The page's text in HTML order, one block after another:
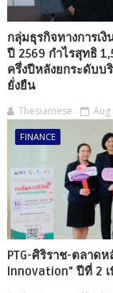
กลุ่มธุรกิจทางการเ
ปี 2569 กำไรสุทธิ
ครึ่งปีหลังยกระดับบ
ยั่งยืน
Thesiamese Aug
FINANCE
PTG-ศิริราช-ตลาด
Innovation” ปีที่ 2